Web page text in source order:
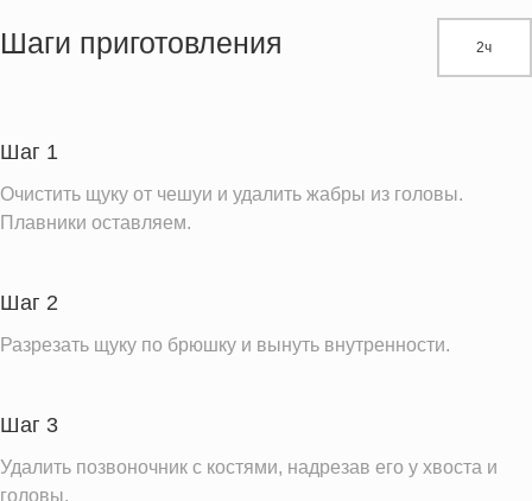
Жиры
Пищевые волокна
Холестерин
235.8 мг
Вода
Магний
Кальций
Витамин С
Шаги приготовления 2ч
Шаг 1
Очистить щуку от чешуи и удалить жабры из головы.
Плавники оставляем.
Шаг 2
Разрезать щуку по брюшку и вынуть внутренности.
Шаг 3
Удалить позвоночник с костями, надрезав его у хвоста и
головы.